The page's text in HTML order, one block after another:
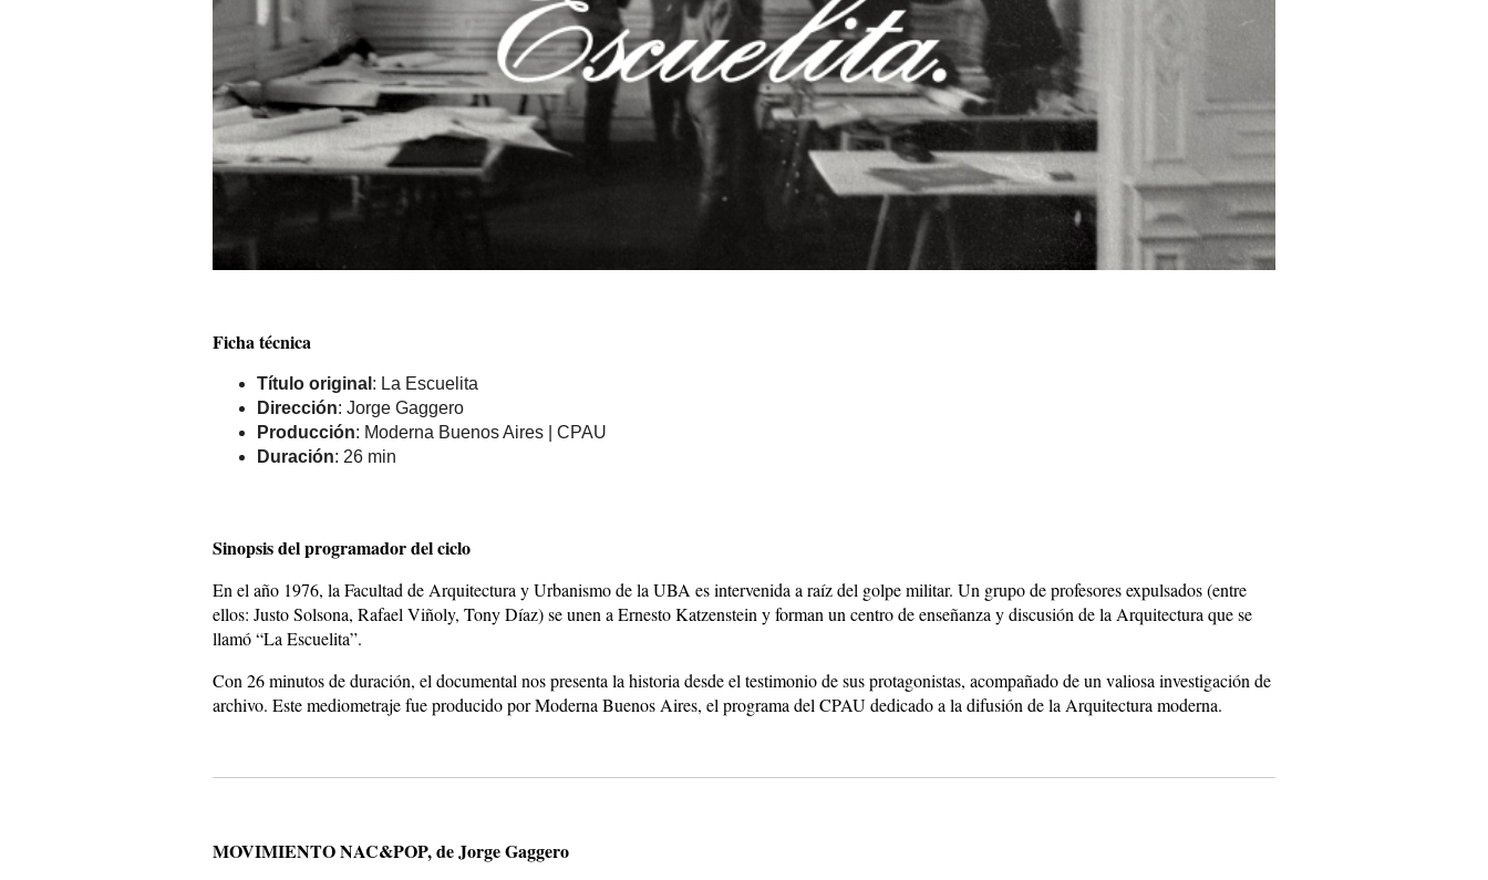
Ficha técnica
Título original : La Escuelita
Dirección: Jorge Gaggero
Producción: Moderna Buenos Aires | CPAU
Duración: 26 min
Sinopsis del programador del ciclo
En el año 1976, la Facultad de Arquitectura y Urbanismo de la UBA es intervenida a raíz del golpe militar. Un grupo de profesores expulsados (entre
ellos: Justo Solsona, Rafael Viñoly, Tony Díaz) se unen a Ernesto Katzenstein y forman un centro de enseñanza y discusión de la Arquitectura que se
llamó “La Escuelita”.
Con 26 minutos de duración, el documental nos presenta la historia desde el testimonio de sus protagonistas, acompañado de un valiosa investigación de
archivo. Este mediometraje fue producido por Moderna Buenos Aires, el programa del CPAU dedicado a la difusión de la Arquitectura moderna.
MOVIMIENTO NAC&POP, de Jorge Gaggero